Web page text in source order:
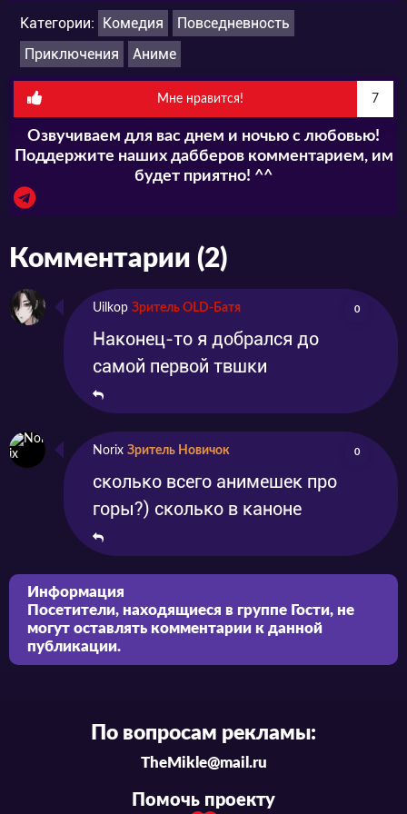
Категории: Комедия
Повседневность
Приключения
Аниме
Мне нравится! 7
Озвучиваем для вас днем и ночью с любовью!
Поддержите наших дабберов комментарием, им
будет приятно! ^^
Комментарии (2)
Uilkop Зритель OLD-Батя 0
Наконец-то я добрался до
самой первой твшки
Norix Зритель Новичок 0
сколько всего анимешек про
горы?) сколько в каноне
Информация
Посетители, находящиеся в группе Гости, не
могут оставлять комментарии к данной
публикации.
По вопросам рекламы:
TheMikle@mail.ru
Помочь проекту